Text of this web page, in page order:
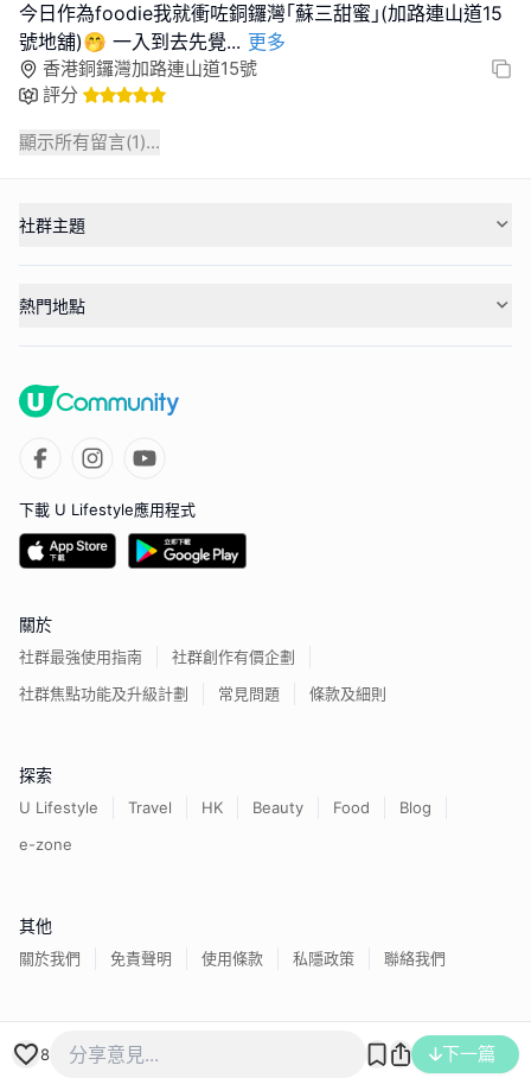
今日作為foodie我就衝咗銅鑼灣｢蘇三甜蜜｣(加路連山道15
號地舖)🤭 一入到去先覺... 更多
香港銅鑼灣加路連山道15號
評分
顯示所有留言(1)...
8 下一篇
社群主題
熱門地點
下載 U Lifestyle應用程式
關於
社群最強使用指南
社群創作有價企劃
社群焦點功能及升級計劃
常見問題 條款及細則
探索
U Lifestyle Travel HK Beauty Food
Blog
e-zone
其他
關於我們 免責聲明 使用條款 私隱政策 聯絡我們
香港經濟日報版權所有©